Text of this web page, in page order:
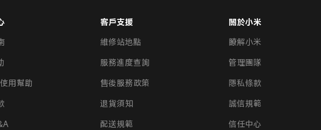
用幫助
客戶支援
維修站地點
服務進度查詢
售後服務政策
退貨須知
配送規範
關於小米
瞭解小米
管理團隊
隱私條款
誠信規範​
信任中心